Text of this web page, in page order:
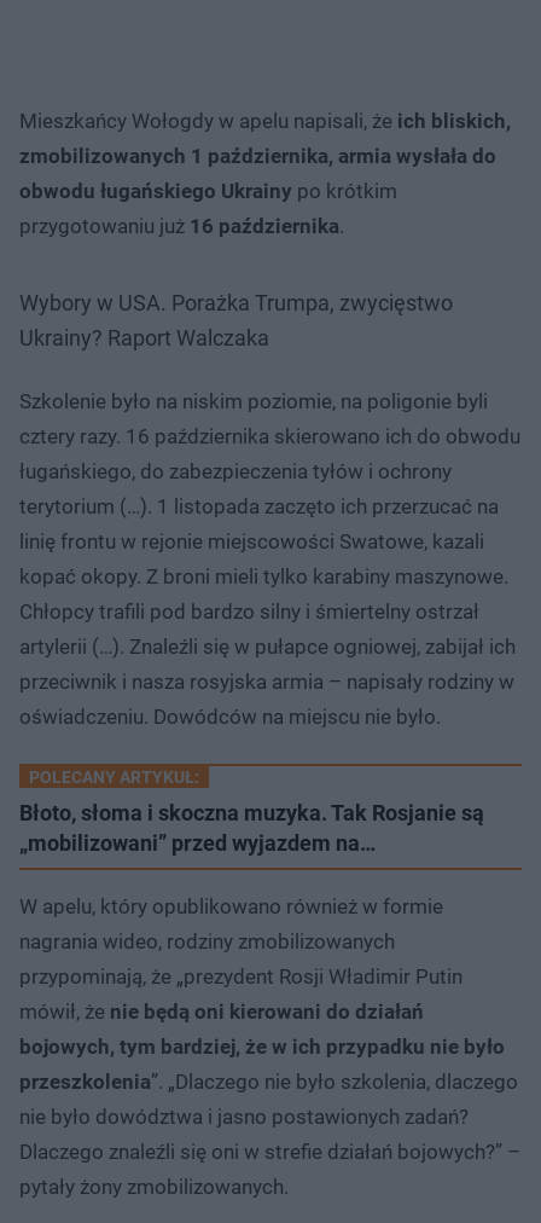
Mieszkańcy Wołogdy w apelu napisali, że ich bliskich,
zmobilizowanych 1 października, armia wysłała do
obwodu ługańskiego Ukrainy po krótkim
przygotowaniu już 16 października.
Wybory w USA. Porażka Trumpa, zwycięstwo
Ukrainy? Raport Walczaka
Szkolenie było na niskim poziomie, na poligonie byli
cztery razy. 16 października skierowano ich do obwodu
ługańskiego, do zabezpieczenia tyłów i ochrony
terytorium (…). 1 listopada zaczęto ich przerzucać na
linię frontu w rejonie miejscowości Swatowe, kazali
kopać okopy. Z broni mieli tylko karabiny maszynowe.
Chłopcy trafili pod bardzo silny i śmiertelny ostrzał
artylerii (…). Znaleźli się w pułapce ogniowej, zabijał ich
przeciwnik i nasza rosyjska armia – napisały rodziny w
oświadczeniu. Dowódców na miejscu nie było.
POLECANY ARTYKUŁ:
Błoto, słoma i skoczna muzyka. Tak Rosjanie są
„mobilizowani” przed wyjazdem na…
W apelu, który opublikowano również w formie
nagrania wideo, rodziny zmobilizowanych
przypominają, że „prezydent Rosji Władimir Putin
mówił, że nie będą oni kierowani do działań
bojowych, tym bardziej, że w ich przypadku nie było
przeszkolenia”. „Dlaczego nie było szkolenia, dlaczego
nie było dowództwa i jasno postawionych zadań?
Dlaczego znaleźli się oni w strefie działań bojowych?” –
pytały żony zmobilizowanych.